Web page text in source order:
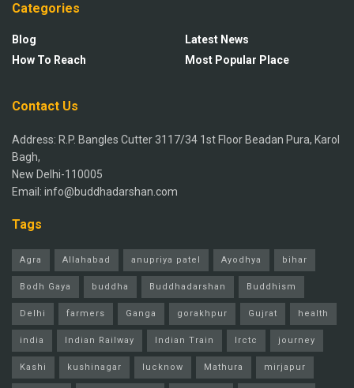
Categories
Blog
How To Reach
Latest News
Most Popular Place
Contact Us
Address: R.P. Bangles Cutter 3117/34 1st Floor Beadan Pura, Karol
Bagh,
New Delhi-110005
Email: info@buddhadarshan.com
Tags
Agra Allahabad anupriya patel Ayodhya bihar
Bodh Gaya buddha Buddhadarshan Buddhism
Delhi farmers Ganga gorakhpur Gujrat health
india Indian Railway Indian Train Irctc journey
Kashi kushinagar lucknow Mathura mirjapur